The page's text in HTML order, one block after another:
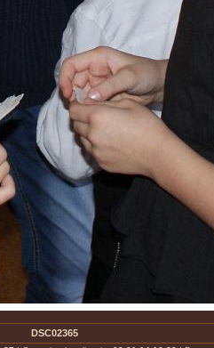
DSC02365